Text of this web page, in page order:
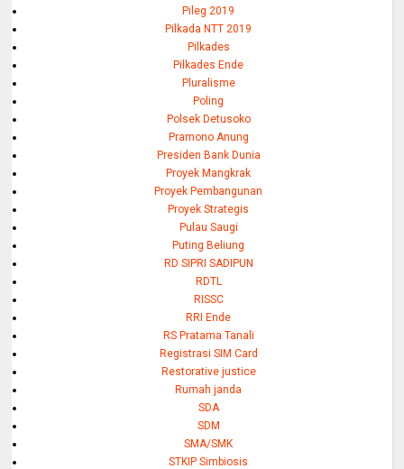
Pileg 2019
Pilkada NTT 2019
Pilkades
Pilkades Ende
Pluralisme
Poling
Polsek Detusoko
Pramono Anung
Presiden Bank Dunia
Proyek Mangkrak
Proyek Pembangunan
Proyek Strategis
Pulau Saugi
Puting Beliung
RD SIPRI SADIPUN
RDTL
RISSC
RRI Ende
RS Pratama Tanali
Registrasi SIM Card
Restorative justice
Rumah janda
SDA
SDM
SMA/SMK
STKIP Simbiosis